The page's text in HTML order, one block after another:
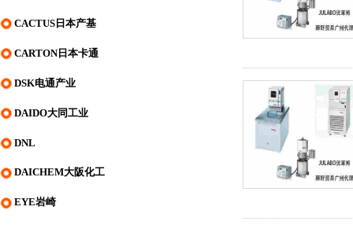
CACTUS日本产基
CARTON日本卡通
DSK电通产业
DAIDO大同工业
DNL
DAICHEM大阪化工
EYE岩崎